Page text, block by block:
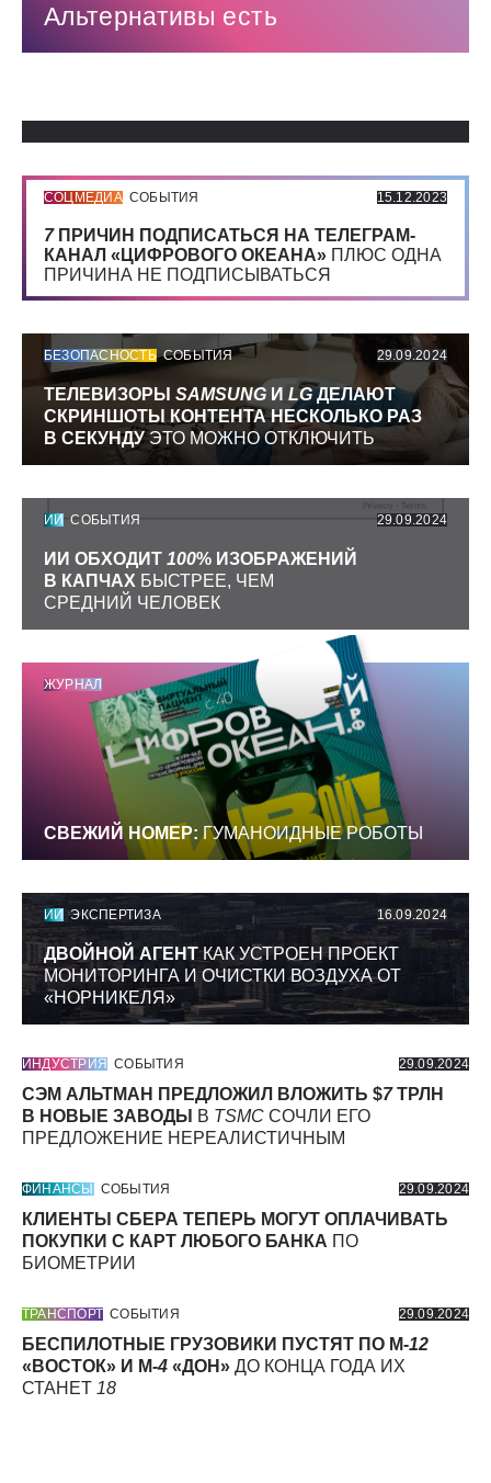
Альтернативы есть
СОЦМЕДИА СОБЫТИЯ 15.12.2023
7 ПРИЧИН ПОДПИСАТЬСЯ НА ТЕЛЕГРАМ-
КАНАЛ «ЦИФРОВОГО ОКЕАНА» ПЛЮС ОДНА
ПРИЧИНА НЕ ПОДПИСЫВАТЬСЯ
БЕЗОПАСНОСТЬ СОБЫТИЯ 29.09.2024
ТЕЛЕВИЗОРЫ SAMSUNG И LGДЕЛАЮТ
СКРИНШОТЫ КОНТЕНТА НЕСКОЛЬКО РАЗ
В СЕКУНДУЭТО МОЖНО ОТКЛЮЧИТЬ
ИИ СОБЫТИЯ 29.09.2024
ИИ ОБХОДИТ 100% ИЗОБРАЖЕНИЙ
В КАПЧАХ БЫСТРЕЕ, ЧЕМ
СРЕДНИЙ ЧЕЛОВЕК
ЖУРНАЛ
СВЕЖИЙ НОМЕР: ГУМАНОИДНЫЕ РОБОТЫ
ИИ ЭКСПЕРТИЗА 16.09.2024
ДВОЙНОЙ АГЕНТКАК УСТРОЕН ПРОЕКТ
МОНИТОРИНГА И ОЧИСТКИ ВОЗДУХА ОТ
«НОРНИКЕЛЯ»
ИНДУСТРИЯ СОБЫТИЯ 29.09.2024
СЭМ АЛЬТМАН ПРЕДЛОЖИЛ ВЛОЖИТЬ $7ТРЛН
В НОВЫЕ ЗАВОДЫ
В TSMC СОЧЛИ ЕГО
ПРЕДЛОЖЕНИЕ НЕРЕАЛИСТИЧНЫМ
ФИНАНСЫ СОБЫТИЯ 29.09.2024
КЛИЕНТЫ СБЕРА ТЕПЕРЬ МОГУТ ОПЛАЧИВАТЬ
ПОКУПКИ С КАРТ ЛЮБОГО БАНКА ПО
БИОМЕТРИИ
ТРАНСПОРТ СОБЫТИЯ 29.09.2024
БЕСПИЛОТНЫЕ ГРУЗОВИКИ ПУСТЯТ ПО М-12
«ВОСТОК» И М-4 «ДОН» ДО КОНЦА ГОДА ИХ
СТАНЕТ 18